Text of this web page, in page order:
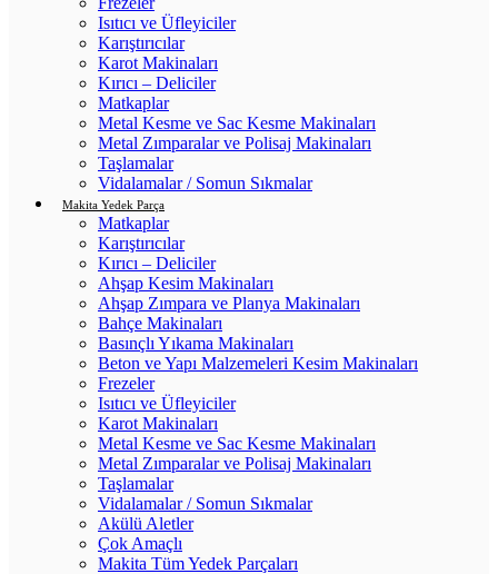
Isıtıcı ve Üfleyiciler
Karıştırıcılar
Karot Makinaları
Kırıcı – Deliciler
Matkaplar
Metal Kesme ve Sac Kesme Makinaları
Metal Zımparalar ve Polisaj Makinaları
Taşlamalar
Vidalamalar / Somun Sıkmalar
Makita Yedek Parça
Matkaplar
Karıştırıcılar
Kırıcı – Deliciler
Ahşap Kesim Makinaları
Ahşap Zımpara ve Planya Makinaları
Bahçe Makinaları
Basınçlı Yıkama Makinaları
Beton ve Yapı Malzemeleri Kesim Makinaları
Frezeler
Isıtıcı ve Üfleyiciler
Karot Makinaları
Metal Kesme ve Sac Kesme Makinaları
Metal Zımparalar ve Polisaj Makinaları
Taşlamalar
Vidalamalar / Somun Sıkmalar
Akülü Aletler
Çok Amaçlı
Makita Tüm Yedek Parçaları